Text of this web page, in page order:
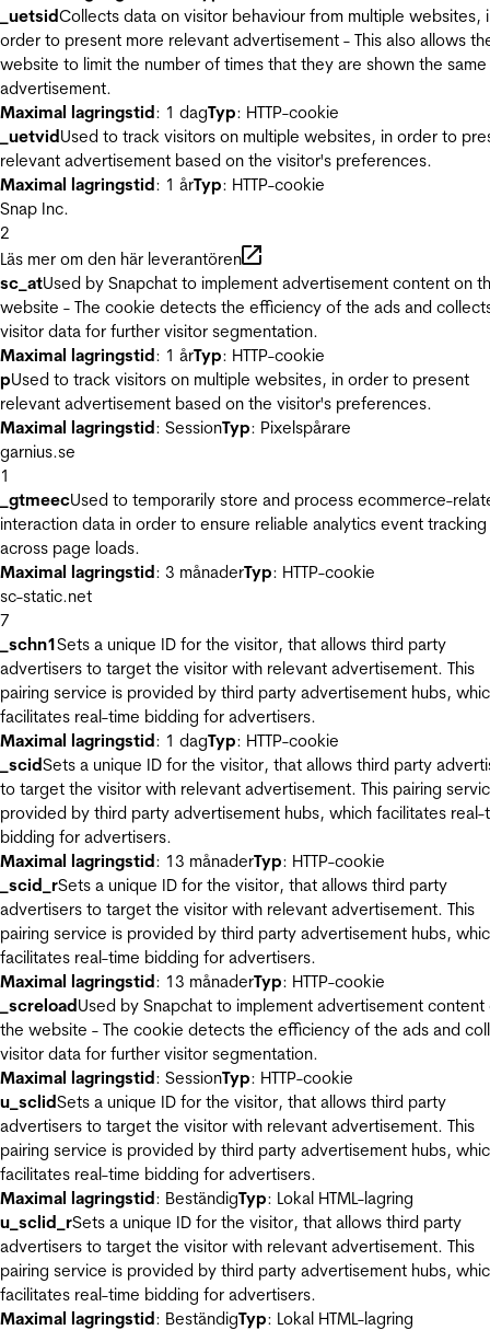
_uetsidCollects data on visitor behaviour from multiple websites,
order to present more relevant advertisement - This also allows
website to limit the number of times that they are shown the same
advertisement.
Maximal lagringstid: 1 dagTyp: HTTP-cookie
_uetvidUsed to track visitors on multiple websites, in order to
relevant advertisement based on the visitor's preferences.
Maximal lagringstid: 1 årTyp: HTTP-cookie
Snap Inc.
2
Läs mer om den här leverantören
sc_atUsed by Snapchat to implement advertisement content on
website - The cookie detects the efficiency of the ads and
visitor data for further visitor segmentation.
Maximal lagringstid: 1 årTyp: HTTP-cookie
pUsed to track visitors on multiple websites, in order to present
relevant advertisement based on the visitor's preferences.
Maximal lagringstid: SessionTyp: Pixelspårare
garnius.se
1
_gtmeecUsed to temporarily store and process ecommerce-
interaction data in order to ensure reliable analytics event tracking
across page loads.
Maximal lagringstid: 3 månaderTyp: HTTP-cookie
sc-static.net
7
_schn1Sets a unique ID for the visitor, that allows third party
advertisers to target the visitor with relevant advertisement. This
pairing service is provided by third party advertisement hubs,
facilitates real-time bidding for advertisers.
Maximal lagringstid: 1 dagTyp: HTTP-cookie
_scidSets a unique ID for the visitor, that allows third party
to target the visitor with relevant advertisement. This pairing
provided by third party advertisement hubs, which facilitates real-
bidding for advertisers.
Maximal lagringstid: 13 månaderTyp: HTTP-cookie
_scid_rSets a unique ID for the visitor, that allows third party
advertisers to target the visitor with relevant advertisement. This
pairing service is provided by third party advertisement hubs,
facilitates real-time bidding for advertisers.
Maximal lagringstid: 13 månaderTyp: HTTP-cookie
_screloadUsed by Snapchat to implement advertisement content
the website - The cookie detects the efficiency of the ads and
visitor data for further visitor segmentation.
Maximal lagringstid: SessionTyp: HTTP-cookie
u_sclidSets a unique ID for the visitor, that allows third party
advertisers to target the visitor with relevant advertisement. This
pairing service is provided by third party advertisement hubs,
facilitates real-time bidding for advertisers.
Maximal lagringstid: BeständigTyp: Lokal HTML-lagring
u_sclid_rSets a unique ID for the visitor, that allows third party
advertisers to target the visitor with relevant advertisement. This
pairing service is provided by third party advertisement hubs,
facilitates real-time bidding for advertisers.
Maximal lagringstid: BeständigTyp: Lokal HTML-lagring